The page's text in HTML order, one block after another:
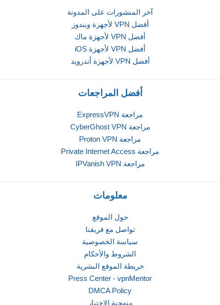
آخر المنشورات على المدونة
أفضل VPN لأجهزة ويندوز
أفضل VPN لأجهزة ماك
أفضل VPN لأجهزة iOS
أفضل VPN لأجهزة أندرويد
أفضل المراجعات
مراجعة ExpressVPN
مراجعة CyberGhost VPN
مراجعة Proton VPN
مراجعة Private Internet Access
مراجعة IPVanish VPN
معلومات
حول الموقع
تواصل مع فريقنا
سياسة الخصوصية
الشروط والأحكام
خريطة الموقع البشرية
Press Center - vpnMentor
DMCA Policy
منهجية الاختبار